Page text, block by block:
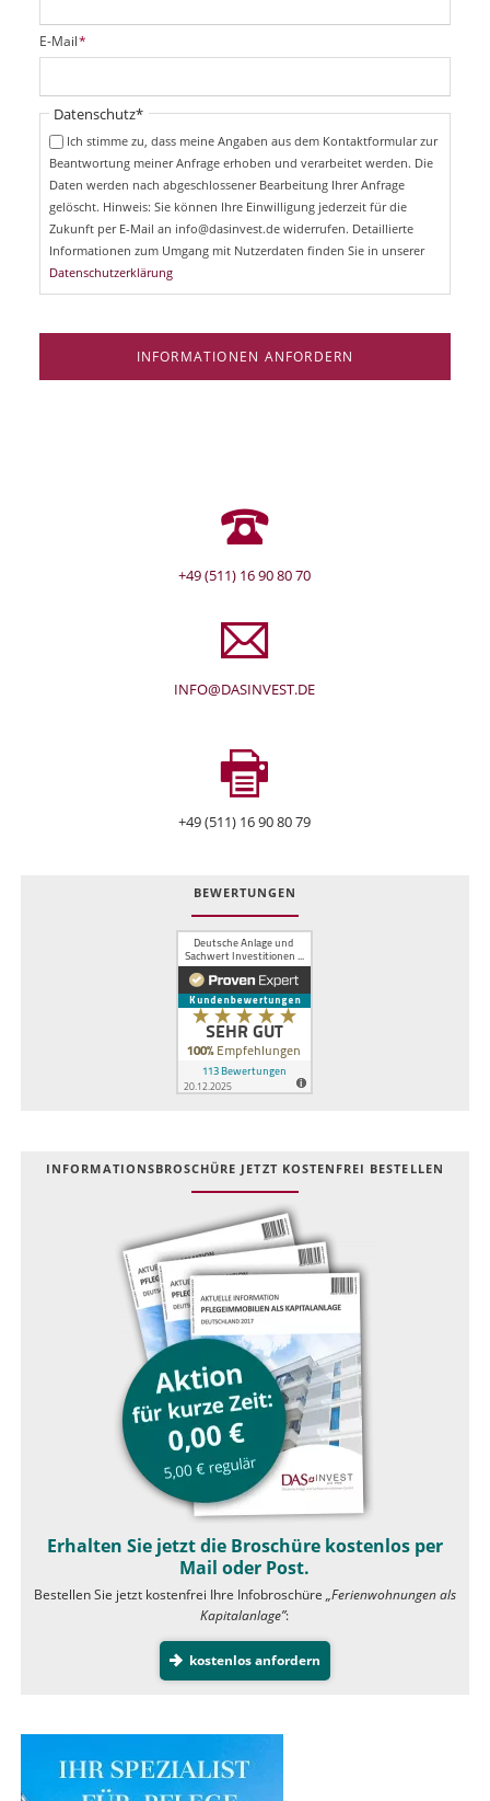
i
c
t
f
P
f
i
E-Mail*
Pflichtfeld
Datenschutz*
Ich stimme zu, dass meine Angaben aus dem Kontaktformular zur
Beantwortung meiner Anfrage erhoben und verarbeitet werden. Die
Daten werden nach abgeschlossener Bearbeitung Ihrer Anfrage
gelöscht. Hinweis: Sie können Ihre Einwilligung jederzeit für die
Zukunft per E-Mail an info@dasinvest.de widerrufen. Detaillierte
Informationen zum Umgang mit Nutzerdaten finden Sie in unserer
Datenschutzerklärung
INFORMATIONEN ANFORDERN
+49 (511) 16 90 80 70
INFO@DASINVEST.DE
+49 (511) 16 90 80 79
BEWERTUNGEN
INFOR­MATIONS­BROSCHÜRE JETZT KOSTEN­FREI BESTELLEN
Erhalten Sie jetzt die Broschüre kostenlos per
Mail oder Post.
Bestellen Sie jetzt kostenfrei Ihre Infobroschüre „Ferienwohnungen als
Kapitalanlage”:
kostenlos anfordern